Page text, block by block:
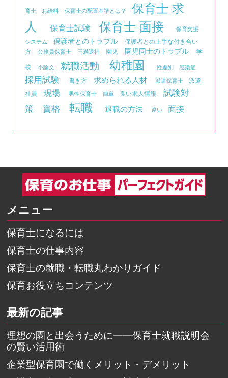
育士 お給料 保育士の配置基準とは？
保育士 求
人
保育士試験 保育士 面接
保育支援
システム
保護者とのトラブル
保護者との上手な付き合い
方
公務員保育士 円満退社 園児 園児同士のトラブル
学
校
小論文 就職活動 幼稚園 性差別 感染症
採用試験 書き方 求められる人材 派遣保育士
派遣
社員
現場 男性保育士 簡単 良い求人情報
試験対
策
資格 転職 退職の方法 違い 面接
メニュー
保育士になるには
保育士の仕事内容
保育士の就職・転職丸わかりガイド
保育お役立ちコンテンツ
最新の記事
理想の園と出会うために――保育士就職説明会
の賢い活用術
企業型保育園で働くメリット・デメリット